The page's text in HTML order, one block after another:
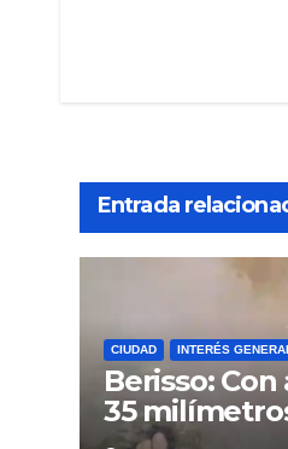
Entrada
CIUDAD INTERÉS
Berisso: Con
35
lluvia ya se